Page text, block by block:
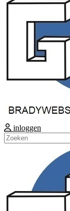
inloggen